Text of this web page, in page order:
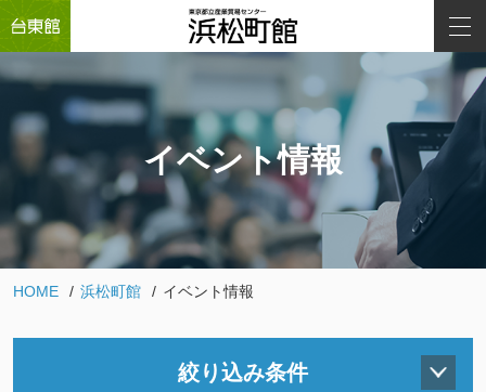
イベント情報
HOME 浜松町館 イベント情報
絞り込み条件